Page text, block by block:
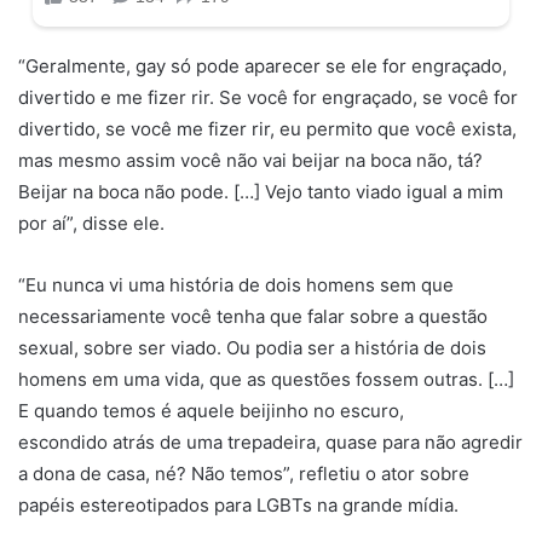
“Geralmente, gay só pode aparecer se ele for engraçado,
divertido e me fizer rir. Se você for engraçado, se você for
divertido, se você me fizer rir, eu permito que você exista,
mas mesmo assim você não vai beijar na boca não, tá?
Beijar na boca não pode. […] Vejo tanto viado igual a mim
por aí”, disse ele.
“Eu nunca vi uma história de dois homens sem que
necessariamente você tenha que falar sobre a questão
sexual, sobre ser viado. Ou podia ser a história de dois
homens em uma vida, que as questões fossem outras. […]
E quando temos é aquele beijinho no escuro,
escondido atrás de uma trepadeira, quase para não agredir
a dona de casa, né? Não temos”, refletiu o ator sobre
papéis estereotipados para LGBTs na grande mídia.